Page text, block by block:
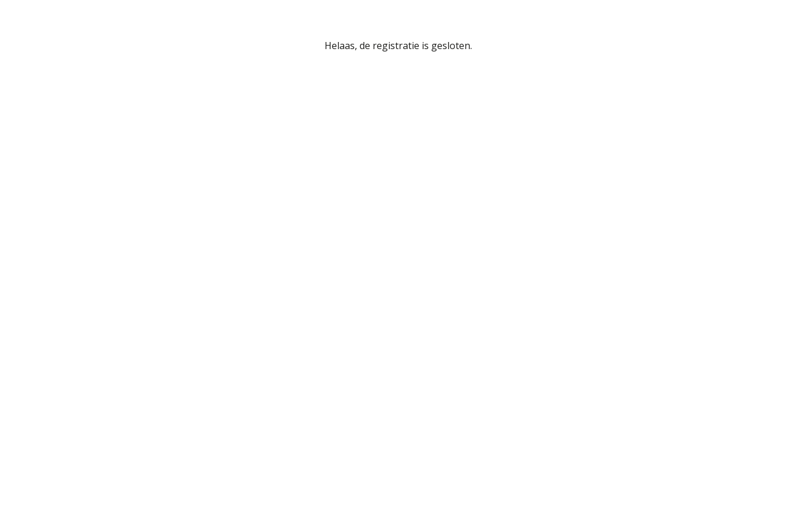
Helaas, de registratie is gesloten.